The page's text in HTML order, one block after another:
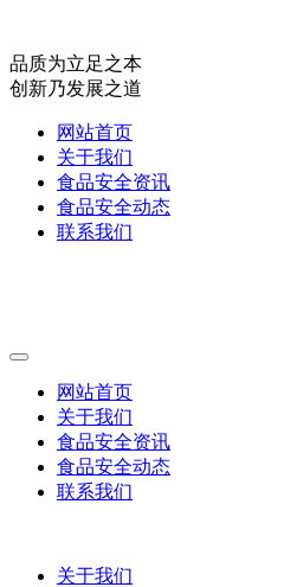
品质为立足之本
创新乃发展之道
网站首页
关于我们
食品安全资讯
食品安全动态
联系我们
网站首页
关于我们
食品安全资讯
食品安全动态
联系我们
关于我们